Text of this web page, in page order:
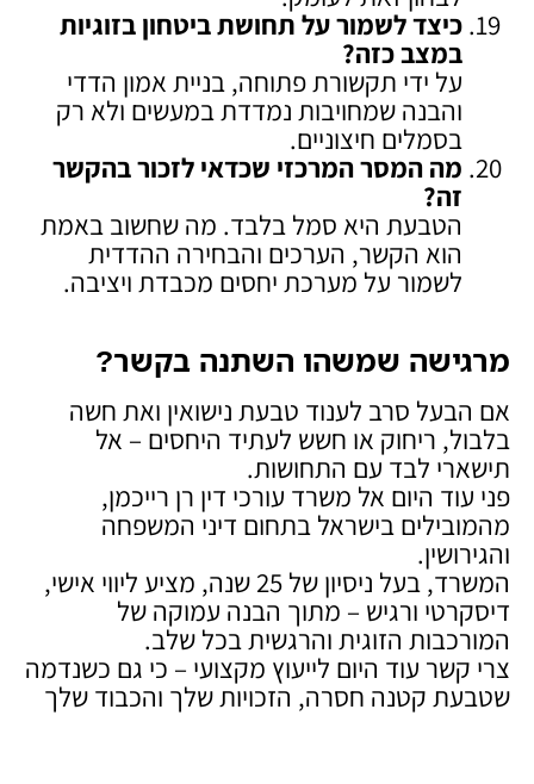
כיצד לשמור על תחושת ביטחון בזוגיות
במצב כזה?
על ידי תקשורת פתוחה, בניית אמון הדדי
והבנה שמחויבות נמדדת במעשים ולא רק
בסמלים חיצוניים.
מה המסר המרכזי שכדאי לזכור בהקשר
זה?
הטבעת היא סמל בלבד. מה שחשוב באמת
הוא הקשר, הערכים והבחירה ההדדית
לשמור על מערכת יחסים מכבדת ויציבה.
מרגישה שמשהו השתנה בקשר?
אם הבעל סרב לענוד טבעת נישואין ואת חשה
בלבול, ריחוק או חשש לעתיד היחסים – אל
תישארי לבד עם התחושות.
פני עוד היום אל משרד עורכי דין רן רייכמן,
מהמובילים בישראל בתחום דיני המשפחה
והגירושין.
המשרד, בעל ניסיון של 25 שנה, מציע ליווי אישי,
דיסקרטי ורגיש – מתוך הבנה עמוקה של
המורכבות הזוגית והרגשית בכל שלב.
צרי קשר עוד היום לייעוץ מקצועי – כי גם כשנדמה
שטבעת קטנה חסרה, הזכויות שלך והכבוד שלך